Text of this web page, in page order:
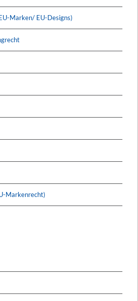
Marken/ EU-Designs)
Markenrecht)